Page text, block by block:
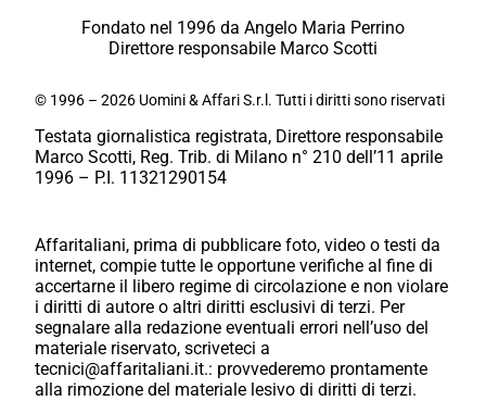
Fondato nel 1996 da Angelo Maria Perrino
Direttore responsabile Marco Scotti
© 1996 – 2026 Uomini & Affari S.r.l. Tutti i diritti sono riservati
Testata giornalistica registrata, Direttore responsabile
Marco Scotti, Reg. Trib. di Milano n° 210 dell’11 aprile
1996 – P.I. 11321290154
Affaritaliani, prima di pubblicare foto, video o testi da
internet, compie tutte le opportune verifiche al fine di
accertarne il libero regime di circolazione e non violare
i diritti di autore o altri diritti esclusivi di terzi. Per
segnalare alla redazione eventuali errori nell’uso del
materiale riservato, scriveteci a
tecnici@affaritaliani.it.: provvederemo prontamente
alla rimozione del materiale lesivo di diritti di terzi.